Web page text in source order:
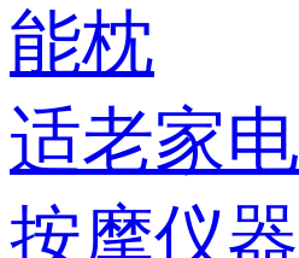
能枕
适老家电
按摩仪器